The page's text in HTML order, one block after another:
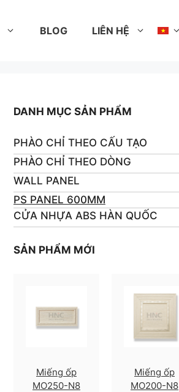
BLOG LIÊN HỆ
DANH MỤC SẢN PHẨM
PHÀO CHỈ THEO CẤU TẠO
PHÀO CHỈ THEO DÒNG
WALL PANEL
PS PANEL 600MM
CỬA NHỰA ABS HÀN QUỐC
SẢN PHẨM MỚI
Miếng ốp
MO250-N8
Miếng ốp
MO200-N8